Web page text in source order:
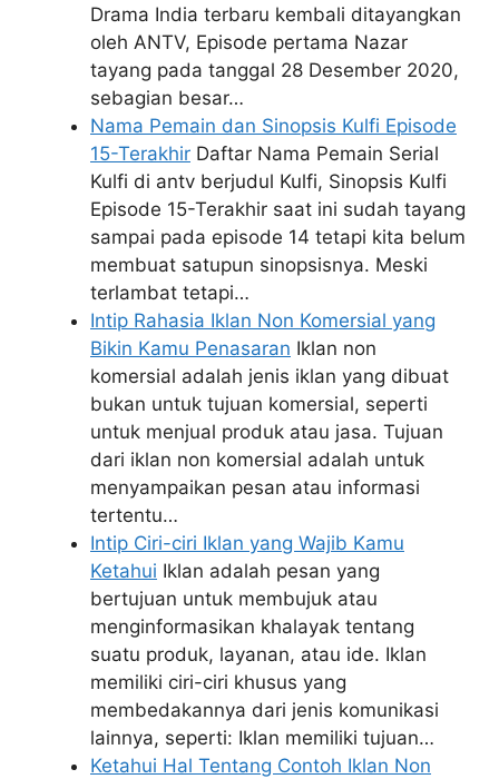
Drama India terbaru kembali ditayangkan
oleh ANTV, Episode pertama Nazar
tayang pada tanggal 28 Desember 2020,
sebagian besar…
Nama Pemain dan Sinopsis Kulfi Episode
15-Terakhir Daftar Nama Pemain Serial
Kulfi di antv berjudul Kulfi, Sinopsis Kulfi
Episode 15-Terakhir saat ini sudah tayang
sampai pada episode 14 tetapi kita belum
membuat satupun sinopsisnya. Meski
terlambat tetapi…
Intip Rahasia Iklan Non Komersial yang
Bikin Kamu Penasaran Iklan non
komersial adalah jenis iklan yang dibuat
bukan untuk tujuan komersial, seperti
untuk menjual produk atau jasa. Tujuan
dari iklan non komersial adalah untuk
menyampaikan pesan atau informasi
tertentu…
Intip Ciri-ciri Iklan yang Wajib Kamu
Ketahui Iklan adalah pesan yang
bertujuan untuk membujuk atau
menginformasikan khalayak tentang
suatu produk, layanan, atau ide. Iklan
memiliki ciri-ciri khusus yang
membedakannya dari jenis komunikasi
lainnya, seperti: Iklan memiliki tujuan…
Ketahui Hal Tentang Contoh Iklan Non